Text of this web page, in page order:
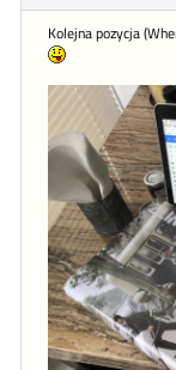
Kolejna pozycja